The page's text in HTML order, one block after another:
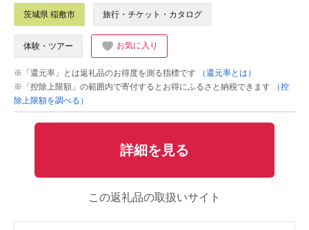
茨城県 稲敷市 旅行・チケット・カタログ
体験・ツアー お気に入り
※「還元率」とは返礼品のお得度を測る指標です
（還元率とは）
※「控除上限額」の範囲内で寄付するとお得にふるさと納税できます
（控
除上限額を調べる）
詳細を見る
この返礼品の取扱いサイト